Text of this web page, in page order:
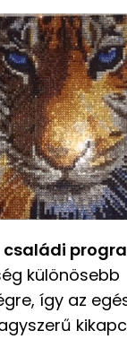
családi
különösebb
így az